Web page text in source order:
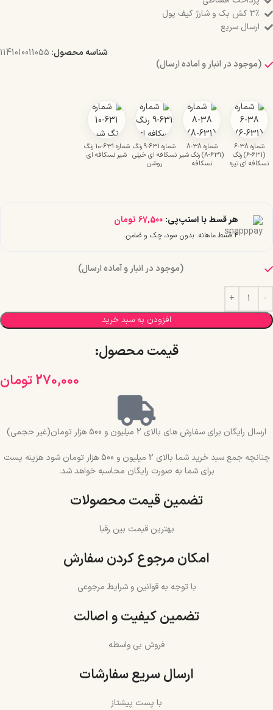
۳٪ کش بک و شارژ کیف پول
ارسال سریع
شناسه محصول: 1141010011055
(موجود در انبار و آماده ارسال)
شماره 38-6
(631-6) رنگ
نسکافه ای تیره
شماره 38-8
(631-8) رنگ شیر
نسکافه
شماره 631-9 رنگ
نسکافه ای خیلی
روشن
شماره 631-10 رنگ
شیر نسکافه ای
هر قسط با اسنپ‌پی: 67,500 تومان
۴ قسط ماهانه. بدون سود، چک و ضامن.
(موجود در انبار و آماده ارسال)
افزودن به سبد خرید
قیمت محصول:​
270,000تومان
ارسال رایگان برای سفارش های بالای 2 میلیون و 500 هزار تومان(غیر حجمی)
چنانچه جمع سبد خرید شما بالای 2 میلیون و 500 هزار تومان شود هزینه پست
برای شما به صورت رایگان محاسبه خواهد شد.
تضمین قیمت محصولات
بهترین قیمت بین رقبا
امکان مرجوع کردن سفارش
با توجه به قوانین و شرایط مرجوعی
تضمین کیفیت و اصالت
فروش بی واسطه
ارسال سریع سفارشات
با پست پیشتاز